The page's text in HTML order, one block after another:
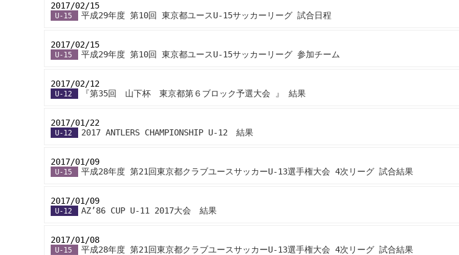
2017/02/15
U-15
平成29年度 第10回 東京都ユースU-15サッカーリーグ 試合日程
2017/02/15
U-15
平成29年度 第10回 東京都ユースU-15サッカーリーグ 参加チーム
2017/02/12
U-12
『第35回 山下杯 東京都第６ブロック予選大会 』 結果
2017/01/22
U-12
2017 ANTLERS CHAMPIONSHIP U-12 結果
2017/01/09
U-15
平成28年度 第21回東京都クラブユースサッカーU-13選手権大会 4次リーグ 試合結果
2017/01/09
U-12
AZ’86 CUP U-11 2017大会 結果
2017/01/08
U-15
平成28年度 第21回東京都クラブユースサッカーU-13選手権大会 4次リーグ 試合結果